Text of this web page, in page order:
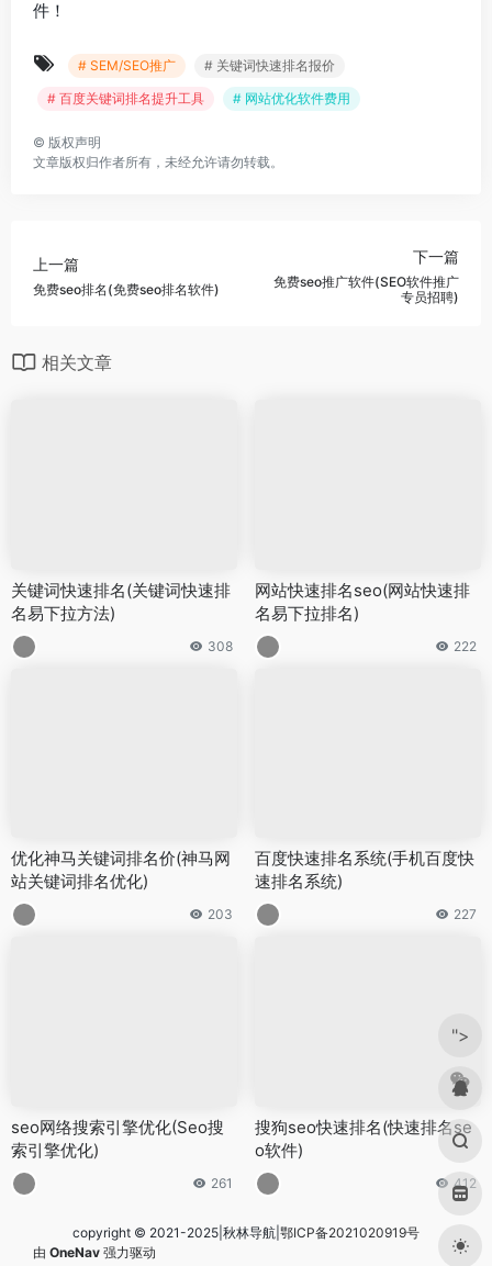
件！
# SEM/SEO推广
# 关键词快速排名报价
# 百度关键词排名提升工具
# 网站优化软件费用
© 版权声明
文章版权归作者所有，未经允许请勿转载。
上一篇
免费seo排名(免费seo排名软件)
下一篇
免费seo推广软件(SEO软件推广
专员招聘)
相关文章
关键词快速排名(关键词快速排
名易下拉方法)
308
网站快速排名seo(网站快速排
名易下拉排名)
222
优化神马关键词排名价(神马网
站关键词排名优化)
203
百度快速排名系统(手机百度快
速排名系统)
227
seo网络搜索引擎优化(Seo搜
索引擎优化)
261
搜狗seo快速排名(快速排名se
o软件)
412
copyright © 2021-2025|秋林导航| 鄂ICP备2021020919号
由 OneNav 强力驱动
">